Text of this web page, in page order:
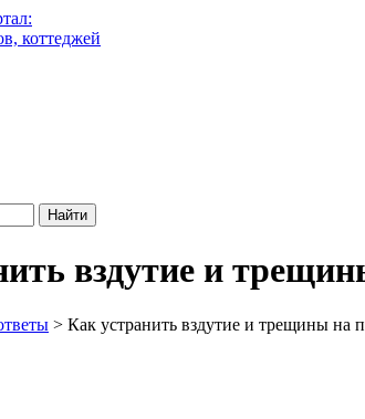
коттеджей
вздутие и
> Как устранить вздутие и трещины на